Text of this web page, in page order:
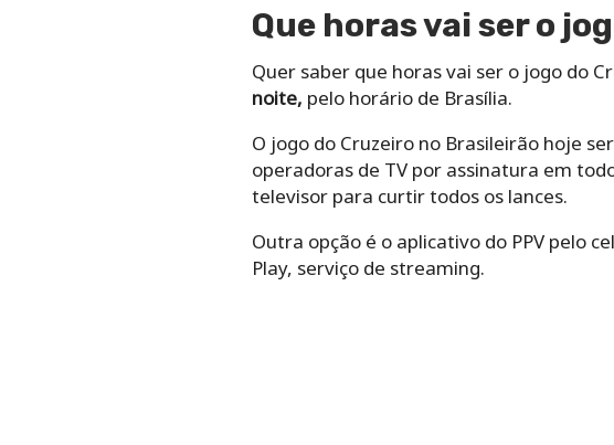
Que horas vai ser o
Quer saber que horas vai ser o jogo do
noite, pelo horário de Brasília.
O jogo do Cruzeiro no Brasileirão hoje
operadoras de TV por assinatura em
televisor para curtir todos os lances.
Outra opção é o aplicativo do PPV pelo
Play, serviço de streaming.